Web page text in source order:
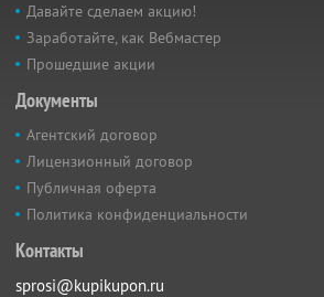
Давайте сделаем акцию!
Заработайте, как Вебмастер
Прошедшие акции
Документы
Агентский договор
Лицензионный договор
Публичная оферта
Политика конфиденциальности
Контакты
sprosi@kupikupon.ru